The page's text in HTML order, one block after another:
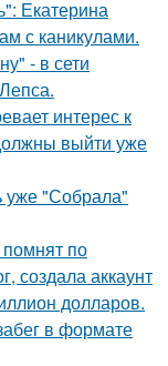
Екатерина
с каникулами.
- в сети
интерес к
выйти уже
уже "Собрала"
по
создала аккаунт
долларов.
в формате